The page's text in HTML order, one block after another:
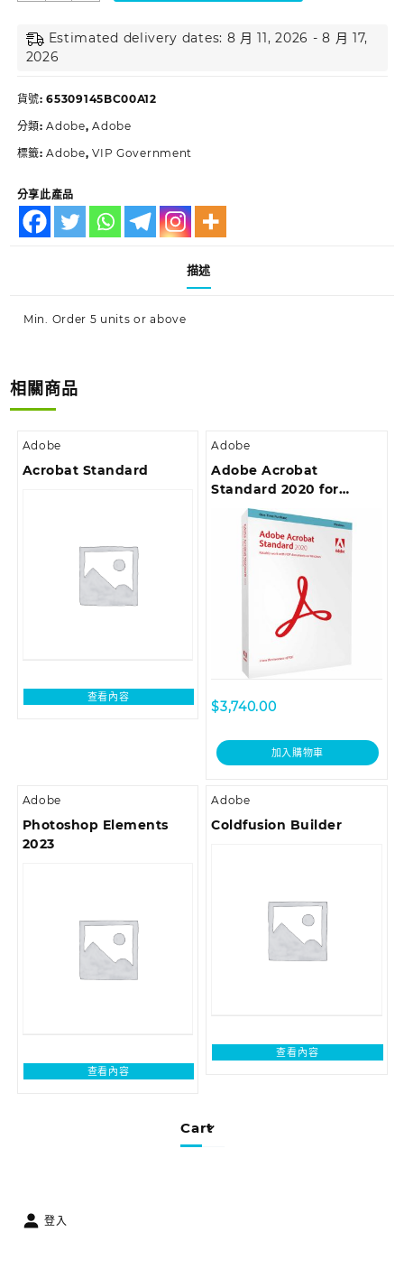
Cart
Estimated delivery dates: 8 月 11, 2026 - 8 月 17,
2026
貨號:65309145BC00A12
分類:Adobe,Adobe
標籤:Adobe,VIP Government
分享此產品
描述
Min. Order 5 units or above
相關商品
Adobe
Acrobat Standard
查看內容
Adobe
Adobe Acrobat
Standard 2020 for
Windows Boxset – 中文
$3,740.00
加入購物車
Adobe
Photoshop Elements
2023
查看內容
Adobe
Coldfusion Builder
查看內容
登入